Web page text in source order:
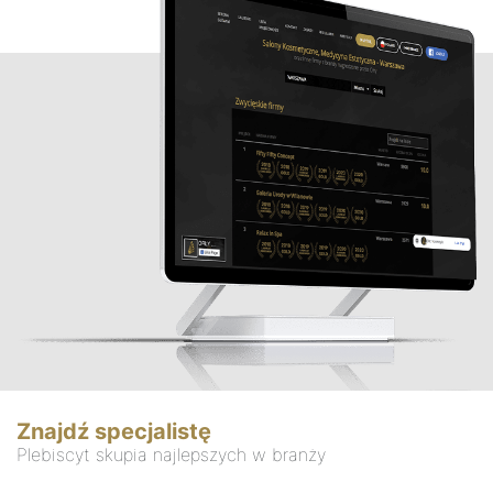
Znajdź specjalistę
Plebiscyt skupia najlepszych w branży